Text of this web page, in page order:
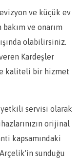
ve küçük ev
ve onarım
olabilirsiniz.
Kardeşler
kaliteli bir hizmet
servisi olarak
orijinal
kapsamındaki
sunduğu